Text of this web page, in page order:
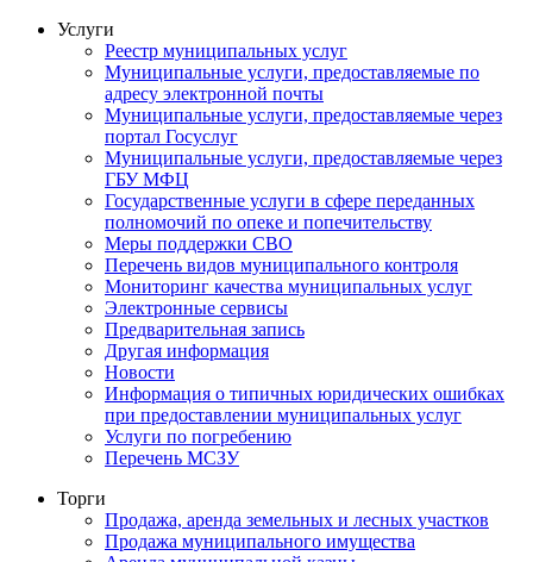
Услуги
Реестр муниципальных услуг
Муниципальные услуги, предоставляемые по
адресу электронной почты
Муниципальные услуги, предоставляемые через
портал Госуслуг
Муниципальные услуги, предоставляемые через
ГБУ МФЦ
Государственные услуги в сфере переданных
полномочий по опеке и попечительству
Меры поддержки СВО
Перечень видов муниципального контроля
Мониторинг качества муниципальных услуг
Электронные сервисы
Предварительная запись
Другая информация
Новости
Информация о типичных юридических ошибках
при предоставлении муниципальных услуг
Услуги по погребению
Перечень МСЗУ
Торги
Продажа, аренда земельных и лесных участков
Продажа муниципального имущества